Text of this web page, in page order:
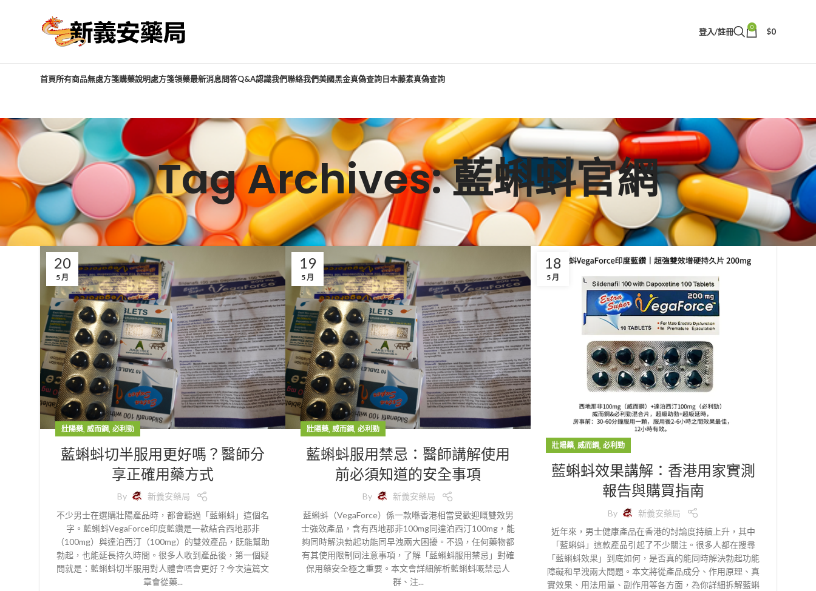
登入/註冊 0 $0
首頁所有商品無處方箋購藥說明處方箋領藥最新消息問答Q&A認識我們聯絡我們美國黑金真偽查詢日本藤素真偽查詢
Tag Archives: 藍蝌蚪官網
20
5 月
壯陽藥, 威而鋼, 必利勁
藍蝌蚪切半服用更好嗎？醫師分
享正確用藥方式
By
新義安藥局
不少男士在選購壯陽產品時，都會聽過「藍蝌蚪」這個名
字。藍蝌蚪VegaForce印度藍鑽是一款結合西地那非
（100mg）與達泊西汀（100mg）的雙效產品，既能幫助
勃起，也能延長持久時間。很多人收到產品後，第一個疑
問就是：藍蝌蚪切半服用對人體會唔會更好？今次這篇文
章會從藥...
19
5 月
壯陽藥, 威而鋼, 必利勁
藍蝌蚪服用禁忌：醫師講解使用
前必須知道的安全事項
By
新義安藥局
藍蝌蚪（VegaForce）係一款喺香港相當受歡迎嘅雙效男
士強效產品，含有西地那非100mg同達泊西汀100mg，能
夠同時解決勃起功能同早洩兩大困擾。不過，任何藥物都
有其使用限制同注意事項，了解「藍蝌蚪服用禁忌」對確
保用藥安全極之重要。本文會詳細解析藍蝌蚪嘅禁忌人
群、注...
18
5 月
壯陽藥, 威而鋼, 必利勁
藍蝌蚪效果講解：香港用家實測
報告與購買指南
By
新義安藥局
近年來，男士健康產品在香港的討論度持續上升，其中
「藍蝌蚪」這款產品引起了不少關注。很多人都在搜尋
「藍蝌蚪效果」到底如何，是否真的能同時解決勃起功能
障礙和早洩兩大問題。本文將從產品成分、作用原理、真
實效果、用法用量、副作用等各方面，為你詳細拆解藍蝌